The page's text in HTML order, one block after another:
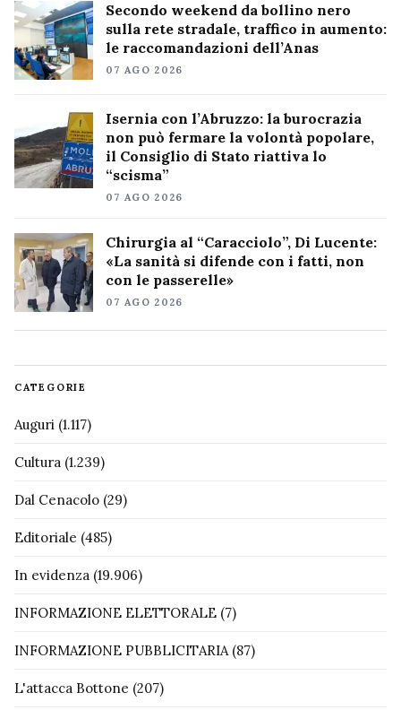
Secondo weekend da bollino nero
sulla rete stradale, traffico in aumento:
le raccomandazioni dell’Anas
07 AGO 2026
Isernia con l’Abruzzo: la burocrazia
non può fermare la volontà popolare,
il Consiglio di Stato riattiva lo
“scisma”
07 AGO 2026
Chirurgia al “Caracciolo”, Di Lucente:
«La sanità si difende con i fatti, non
con le passerelle»
07 AGO 2026
CATEGORIE
Auguri (1.117)
Cultura (1.239)
Dal Cenacolo (29)
Editoriale (485)
In evidenza (19.906)
INFORMAZIONE ELETTORALE (7)
INFORMAZIONE PUBBLICITARIA(87)
L'attacca Bottone (207)